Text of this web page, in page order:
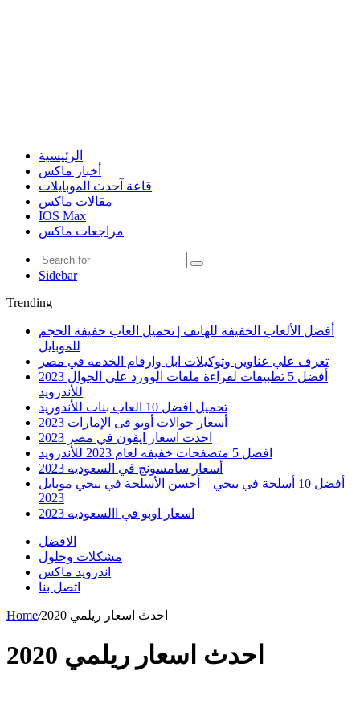
الرئيسية
أخبار ماكس
قاعة آحدث الموبايلات
مقالات ماكس
IOS Max
مراجعات ماكس
Sidebar
Trending
أفضل الألعاب الخفيفة للهاتف | تحميل العاب خفيفة الحجم
للموبايل
تعرف علي عناوين وتوكيلات ابل وارقام الخدمه في مصر
أفضل 5 تطبيقات لقراءة ملفات الوورد على الجوال 2023
للأندرويد
تحميل افضل 10 العاب بنات للأندوريد
أسعار جوالات أوبو فى الإمارات 2023
احدث اسعار ايفون في مصر 2023
افضل 5 متصفحات خفيفه لعام 2023 للأندرويد
أسعار سامسونج في السعوديه 2023
أفضل 10 أسلحة في ببجي – أحسن الأسلحة في ببجي موبايل
2023
اسعار اوبو في االسعوديه 2023
الافضل
مشكلات وحلول
اندرويد ماكس
اتصل بنا
Home/ احدث اسعار ريلمي 2020
احدث اسعار ريلمي 2020